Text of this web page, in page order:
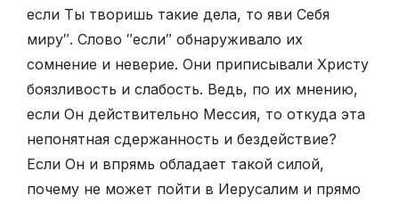
если Ты творишь такие дела, то яви Себя
миру″. Слово ″если″ обнаруживало их
сомнение и неверие. Они приписывали Христу
боязливость и слабость. Ведь, по их мнению,
если Он действительно Мессия, то откуда эта
непонятная сдержанность и бездействие?
Если Он и впрямь обладает такой силой,
почему не может пойти в Иерусалим и прямо